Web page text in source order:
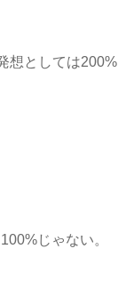
想としては200%
じゃない。